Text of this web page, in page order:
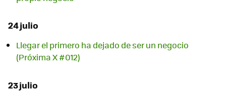
24 julio
Llegar el primero ha dejado de ser un negocio
(Próxima X #012)
23 julio